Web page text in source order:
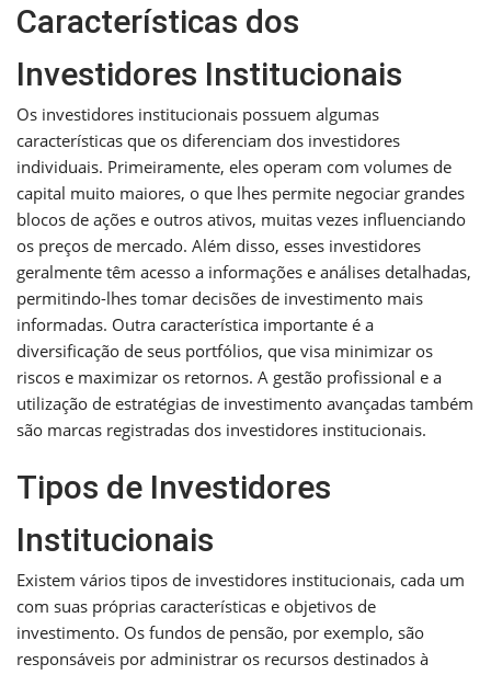
Características dos
Investidores Institucionais
Os investidores institucionais possuem algumas
características que os diferenciam dos investidores
individuais. Primeiramente, eles operam com volumes de
capital muito maiores, o que lhes permite negociar grandes
blocos de ações e outros ativos, muitas vezes influenciando
os preços de mercado. Além disso, esses investidores
geralmente têm acesso a informações e análises detalhadas,
permitindo-lhes tomar decisões de investimento mais
informadas. Outra característica importante é a
diversificação de seus portfólios, que visa minimizar os
riscos e maximizar os retornos. A gestão profissional e a
utilização de estratégias de investimento avançadas também
são marcas registradas dos investidores institucionais.
Tipos de Investidores
Institucionais
Existem vários tipos de investidores institucionais, cada um
com suas próprias características e objetivos de
investimento. Os fundos de pensão, por exemplo, são
responsáveis por administrar os recursos destinados à